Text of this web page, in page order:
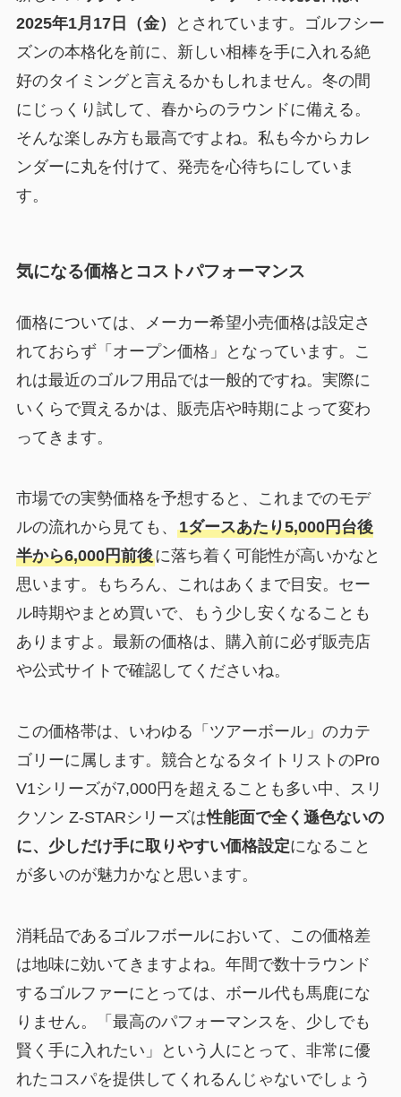
2025年1月17日（金）
とされています。ゴルフシー
ズンの本格化を前に、新しい相棒を手に入れる絶
好のタイミングと言えるかもしれません。冬の間
にじっくり試して、春からのラウンドに備える。
そんな楽しみ方も最高ですよね。私も今からカレ
ンダーに丸を付けて、発売を心待ちにしていま
す。
気になる価格とコストパフォーマンス
価格については、メーカー希望小売価格は設定さ
れておらず「オープン価格」となっています。こ
れは最近のゴルフ用品では一般的ですね。実際に
いくらで買えるかは、販売店や時期によって変わ
ってきます。
市場での実勢価格を予想すると、これまでのモデ
ルの流れから見ても、 1ダースあたり5,000円台後
半から6,000円前後に落ち着く可能性が高いかなと
思います。もちろん、これはあくまで目安。セー
ル時期やまとめ買いで、もう少し安くなることも
ありますよ。最新の価格は、購入前に必ず販売店
や公式サイトで確認してくださいね。
この価格帯は、いわゆる「ツアーボール」のカテ
ゴリーに属します。競合となるタイトリストのPro
V1シリーズが7,000円を超えることも多い中、スリ
クソン Z-STARシリーズは性能面で全く遜色ないの
に、少しだけ手に取りやすい価格設定になること
が多いのが魅力かなと思います。
消耗品であるゴルフボールにおいて、この価格差
は地味に効いてきますよね。年間で数十ラウンド
するゴルファーにとっては、ボール代も馬鹿にな
りません。「最高のパフォーマンスを、少しでも
賢く手に入れたい」という人にとって、非常に優
れたコスパを提供してくれるんじゃないでしょう